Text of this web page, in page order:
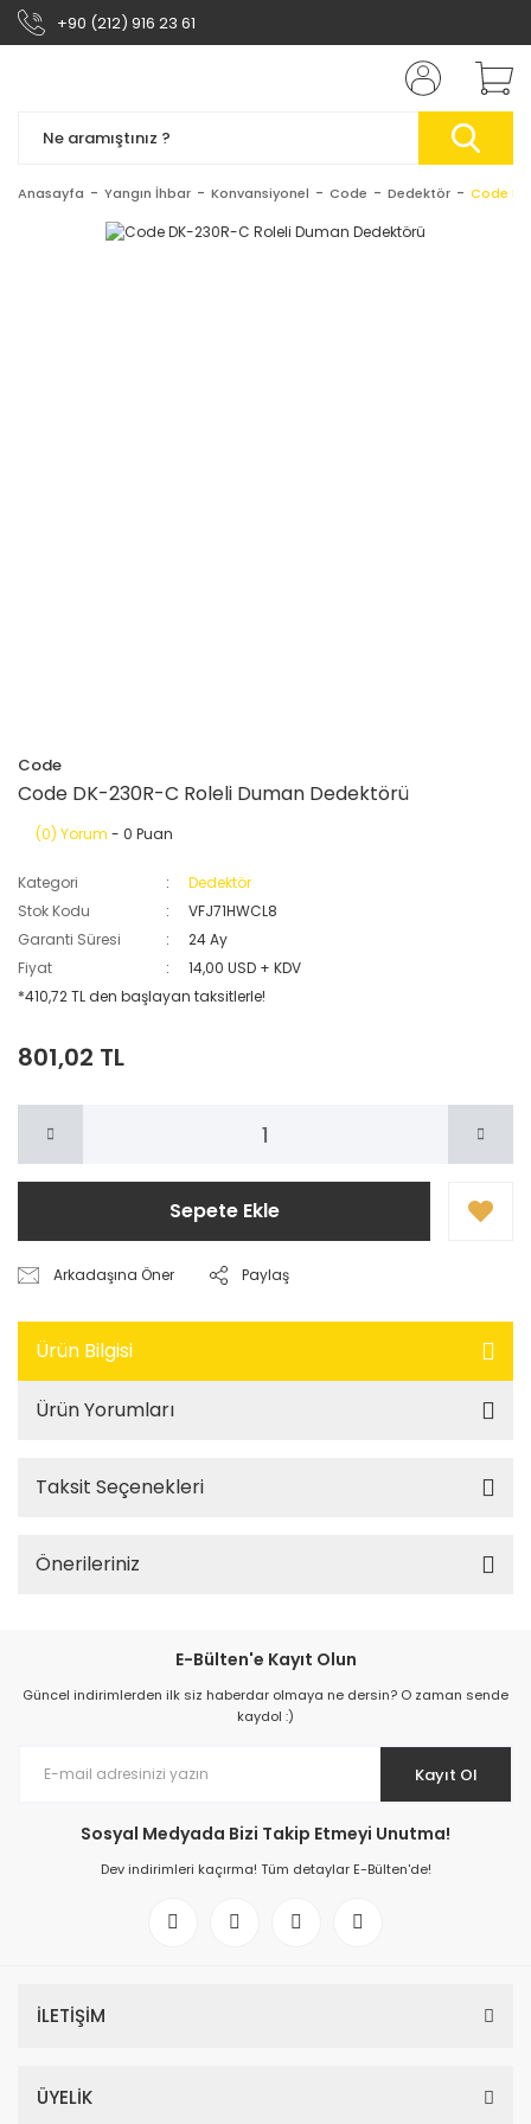
+90 (212) 916 23 61
Anasayfa Yangın İhbar Konvansiyonel Code Dedektör Code
Code
Code DK-230R-C Roleli Duman Dedektörü
(0) Yorum - 0 Puan
Kategori
Dedektör
Stok Kodu
VFJ71HWCL8
Garanti Süresi
24 Ay
Fiyat
14,00 USD + KDV
*410,72 TL den başlayan taksitlerle!
801,02 TL
Sepete Ekle
Arkadaşına Öner Paylaş
Ürün Bilgisi
Ürün Yorumları
Taksit Seçenekleri
Önerileriniz
E-Bülten'e Kayıt Olun
Güncel indirimlerden ilk siz haberdar olmaya ne dersin? O zaman sende
kaydol :)
Kayıt Ol
Sosyal Medyada Bizi Takip Etmeyi Unutma!
Dev indirimleri kaçırma! Tüm detaylar E-Bülten'de!
İLETİŞİM
ÜYELİK